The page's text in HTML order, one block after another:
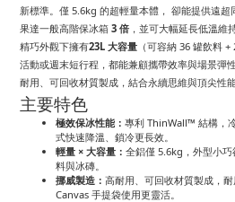
新標準。僅 5.6kg 的超輕量本體， 卻能提供遠
果達一般高階保冰箱 3 倍 ，並可大幅延長低溫維
精巧外觀下擁有23L 大容量 （可容納 36 罐飲料
活動或週末短行程，都能兼顧攜帶效率與場景
耐用、可回收材質製成，結合永續思維與頂尖性能
主要特色
極效保冰性能： 專利 ThinWall™ 結構，
式快速降溫、鎖冷更長效。
輕量 × 大容量： 全鋁僅 5.6kg，外型小
料與冰磚。
挪威製造： 高耐用、可回收材質製成，
Canvas 手提袋使用更靈活。